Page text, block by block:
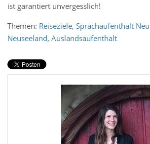
ist garantiert unvergesslich!
Themen: Reiseziele, Sprachaufenthalt
Neuseeland, Auslandsaufenthalt